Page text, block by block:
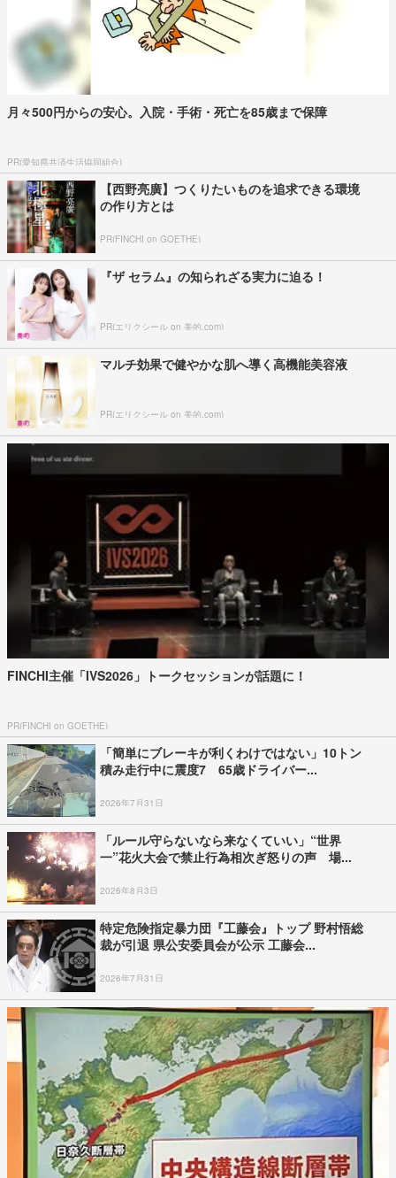
月々500円からの安心。入院・手術・死亡を85歳まで保障
PR(愛知県共済生活協同組合)
【西野亮廣】つくりたいものを追求できる環境
の作り方とは
PR(FINCHI on GOETHE)
『ザ セラム』の知られざる実力に迫る！
PR(エリクシール on 美的.com)
マルチ効果で健やかな肌へ導く高機能美容液
PR(エリクシール on 美的.com)
FINCHI主催「IVS2026」トークセッションが話題に！
PR(FINCHI on GOETHE)
「簡単にブレーキが利くわけではない」10トン
積み走行中に震度7 65歳ドライバー...
2026年7月31日
「ルール守らないなら来なくていい」“世界
一”花火大会で禁止行為相次ぎ怒りの声 場...
2026年8月3日
特定危険指定暴力団『工藤会』トップ 野村悟総
裁が引退 県公安委員会が公示 工藤会...
2026年7月31日